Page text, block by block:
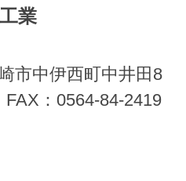
業
市中伊西町中井田8
：0564-84-2419